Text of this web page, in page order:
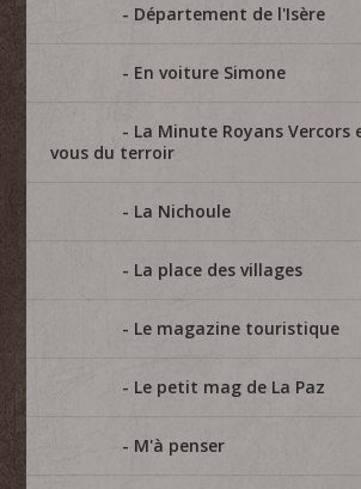
Département de l'Isère
En voiture Simone
La Minute Royans Vercors
vous du terroir
La Nichoule
La place des villages
Le magazine touristique
Le petit mag de La Paz
M'à penser